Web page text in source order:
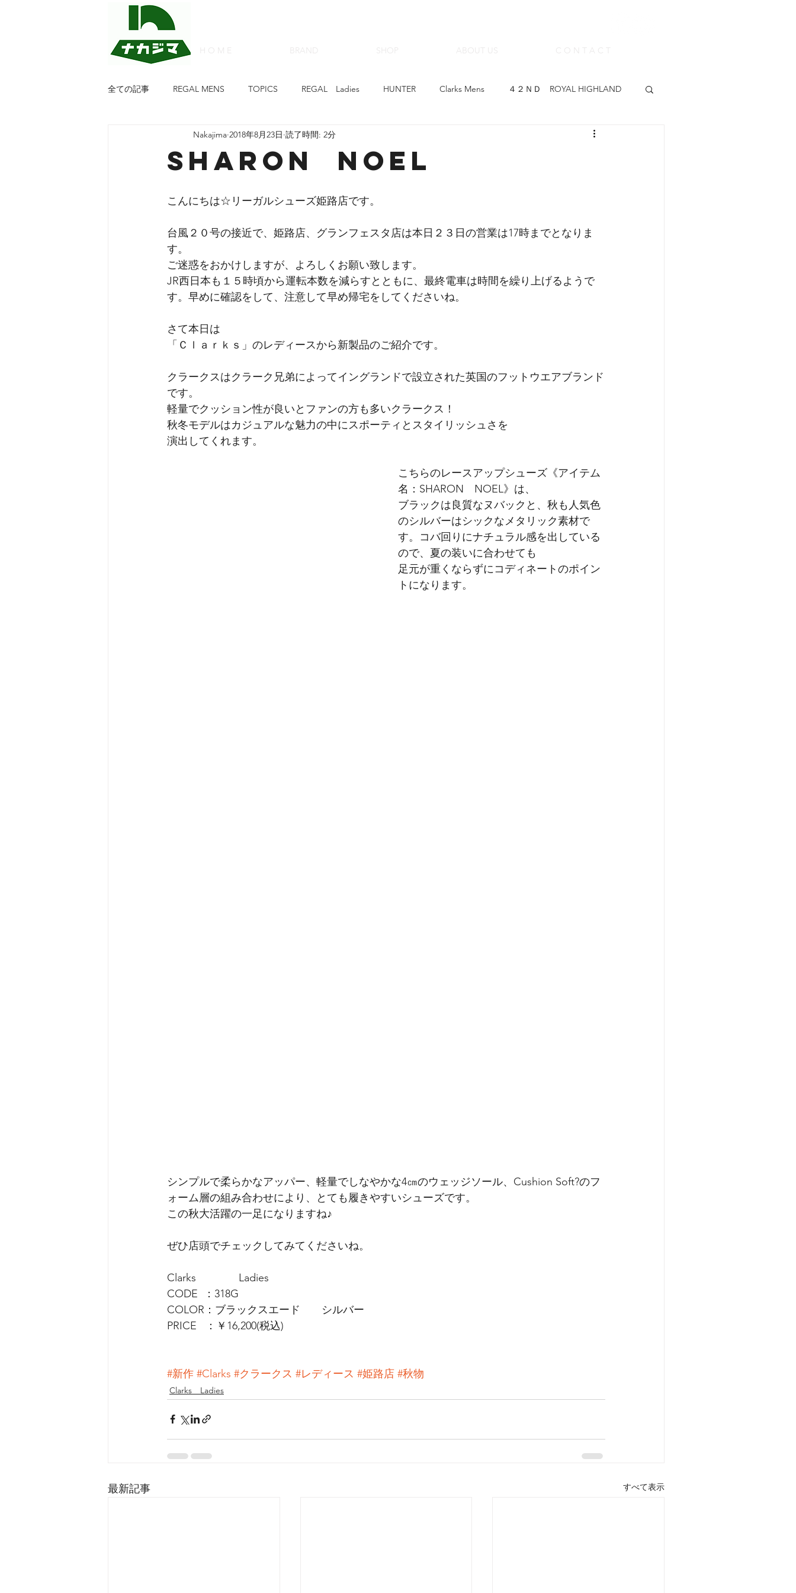
H O M E BRAND ABOUT US
全ての記事 REGAL MENS TOPICS REGAL Ladies HUNTER Clarks Mens ４２ＮＤ ROYAL HIGHLAND
FRED PERRY whoop&#39;-de-doo KEEN
Regal Walker Ladies NATURALIZER Ladies KARHU スピングルムーブ Regal Walker 靴みがき
オロビアンコ emu RRANCESCO BENIGNO ナカジマ靴店 BIRKENSTOCK
SHARON NOEL
Nakajima 2018年8月23日 読了時間: 2分
こんにちは☆リーガルシューズ姫路店です。
台風２０号の接近で、姫路店、グランフェスタ店は本日２３日の営業は17時までとなりま
す。
ご迷惑をおかけしますが、よろしくお願い致します。
JR西日本も１５時頃から運転本数を減らすとともに、最終電車は時間を繰り上げるようで
す。早めに確認をして、注意して早め帰宅をしてくださいね。
さて本日は
「Ｃｌａｒｋｓ」のレディースから新製品のご紹介です。
クラークスはクラーク兄弟によってイングランドで設立された英国のフットウエアブランド
です。
軽量でクッション性が良いとファンの方も多いクラークス！
秋冬モデルはカジュアルな魅力の中にスポーティとスタイリッシュさを
演出してくれます。
こちらのレースアップシューズ《アイテム
名：SHARON　NOEL》は、
ブラックは良質なヌバックと、秋も人気色
のシルバーはシックなメタリック素材で
す。コバ回りにナチュラル感を出している
ので、夏の装いに合わせても
足元が重くならずにコディネートのポイン
トになります。
シンプルで柔らかなアッパー、軽量でしなやかな4㎝のウェッジソール、Cushion Soft?のフ
ォーム層の組み合わせにより、とても履きやすいシューズです。
この秋大活躍の一足になりますね♪
ぜひ店頭でチェックしてみてくださいね。
Clarks　　　　Ladies
CODE  ：318G
COLOR：ブラックスエード　　シルバー
PRICE   ：￥16,200(税込)
#新作 #Clarks #クラークス #レディース #姫路店 #秋物
Clarks Ladies
最新記事 すべて表示